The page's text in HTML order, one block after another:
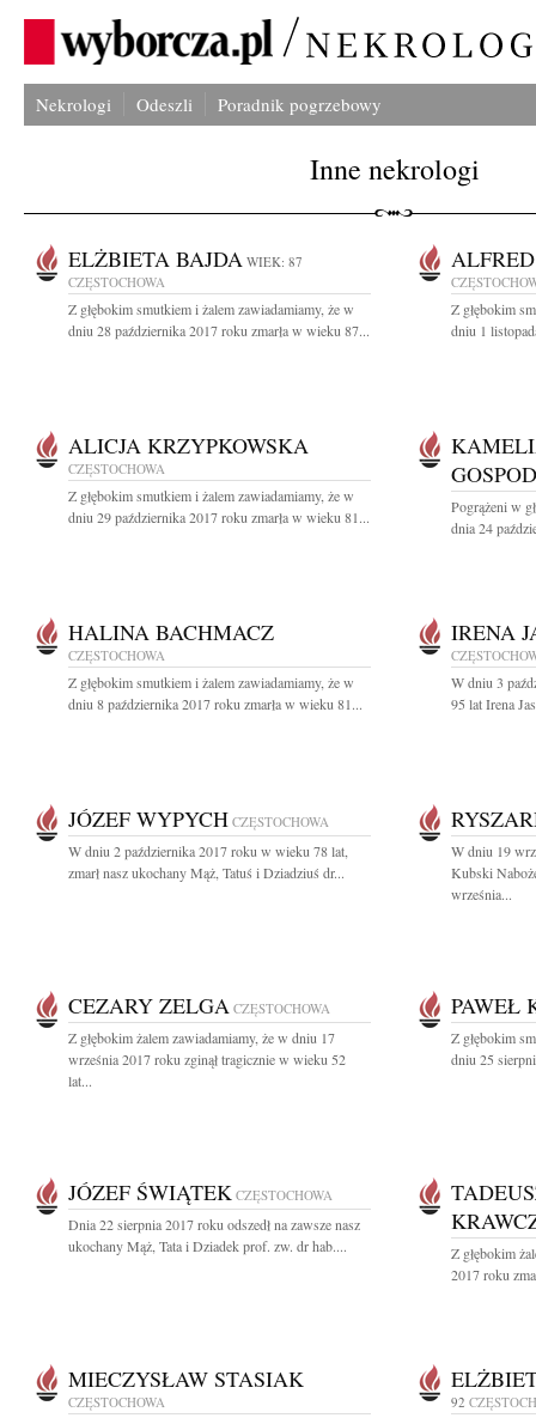
Nekrologi Odeszli Poradnik pogrzebowy
Inne nekrologi
ELŻBIETA BAJDA WIEK: 87
CZĘSTOCHOWA
Z głębokim smutkiem i żalem zawiadamiamy, że w
dniu 28 października 2017 roku zmarła w wieku 87...
Z głębokim
dniu 1
ALICJA KRZYPKOWSKA
CZĘSTOCHOWA
Z głębokim smutkiem i żalem zawiadamiamy, że w
dniu 29 października 2017 roku zmarła w wieku 81...
Pogrążeni w
dnia 24
HALINA BACHMACZ
CZĘSTOCHOWA
Z głębokim smutkiem i żalem zawiadamiamy, że w
dniu 8 października 2017 roku zmarła w wieku 81...
IRENA
W dniu 3
95 lat Irena
JÓZEF WYPYCH CZĘSTOCHOWA
W dniu 2 października 2017 roku w wieku 78 lat,
zmarł nasz ukochany Mąż, Tatuś i Dziadziuś dr...
W dniu 19
Kubski
września...
CEZARY ZELGA CZĘSTOCHOWA
Z głębokim żalem zawiadamiamy, że w dniu 17
września 2017 roku zginął tragicznie w wieku 52
lat...
PAWEŁ
Z głębokim
dniu 25
JÓZEF ŚWIĄTEK CZĘSTOCHOWA
Dnia 22 sierpnia 2017 roku odszedł na zawsze nasz
ukochany Mąż, Tata i Dziadek prof. zw. dr hab....
Z głębokim
2017 roku
MIECZYSŁAW STASIAK
CZĘSTOCHOWA 92